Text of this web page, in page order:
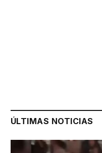
ÚLTIMAS NOTICIAS